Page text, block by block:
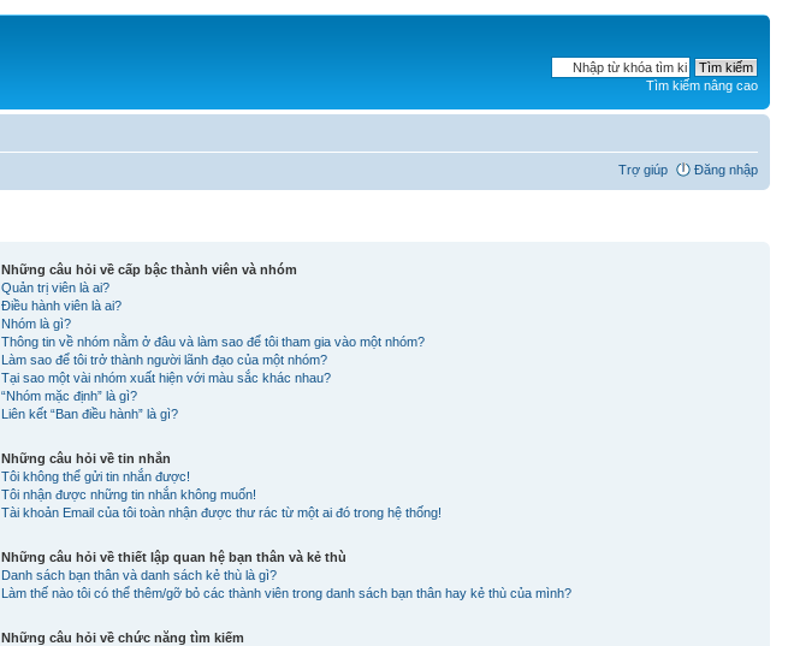
Tìm kiếm nâng cao
Trợ giúp Đăng nhập
Những câu hỏi về cấp bậc thành viên và nhóm
Quản trị viên là ai?
Điều hành viên là ai?
Nhóm là gì?
Thông tin về nhóm nằm ở đâu và làm sao để tôi tham gia vào một nhóm?
Làm sao để tôi trở thành người lãnh đạo của một nhóm?
Tại sao một vài nhóm xuất hiện với màu sắc khác nhau?
“Nhóm mặc định” là gì?
Liên kết “Ban điều hành” là gì?
Những câu hỏi về tin nhắn
Tôi không thể gửi tin nhắn được!
Tôi nhận được những tin nhắn không muốn!
Tài khoản Email của tôi toàn nhận được thư rác từ một ai đó trong hệ thống!
Những câu hỏi về thiết lập quan hệ bạn thân và kẻ thù
Danh sách bạn thân và danh sách kẻ thù là gì?
Làm thế nào tôi có thể thêm/gỡ bỏ các thành viên trong danh sách bạn thân hay kẻ thù của mình?
Những câu hỏi về chức năng tìm kiếm